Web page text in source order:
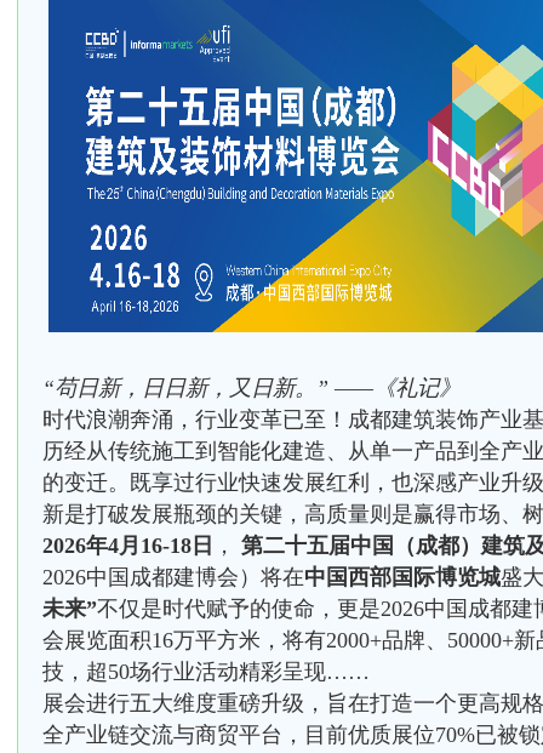
“苟日新，日日新，又日新。” ——《礼记》
时代浪潮奔涌，行业变革已至！成都建筑装饰产业
历经从传统施工到智能化建造、从单一产品到全产
的变迁。既享过行业快速发展红利，也深感产业升
新是打破发展瓶颈的关键，高质量则是赢得市场、
2026年4月16-18日 ， 第二十五届中国（成都）建筑
2026中国成都建博会）将在中国西部国际博览城盛
未来”不仅是时代赋予的使命，更是2026中国成都
会展览面积16万平方米，将有2000+品牌、50000+
技，超50场行业活动精彩呈现……
展会进行五大维度重磅升级，旨在打造一个更高规
全产业链交流与商贸平台，目前优质展位70%已被